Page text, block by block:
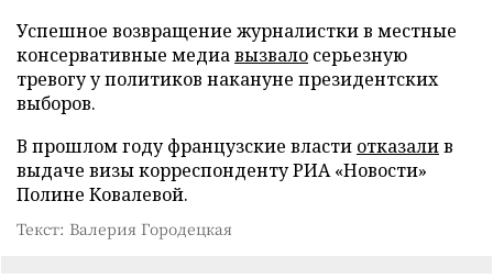
Успешное возвращение журналистки в местные
консервативные медиавызвало серьезную
тревогу у политиков накануне президентских
выборов.
В прошлом году французские власти отказалив
выдаче визы корреспонденту РИА «Новости»
Полине Ковалевой.
Текст: Валерия Городецкая